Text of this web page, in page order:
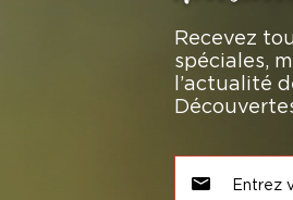
Recevez
spéciales,
l’actualité